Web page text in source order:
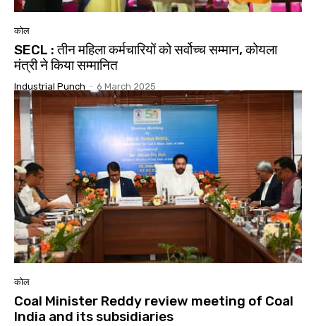
कोल
SECL : तीन महिला कर्मचारियों को सर्वोच्च सम्मान, कोयला
मंत्री ने किया सम्मानित
Industrial Punch - 6 March 2025
कोल
Coal Minister Reddy review meeting of Coal
India and its subsidiaries